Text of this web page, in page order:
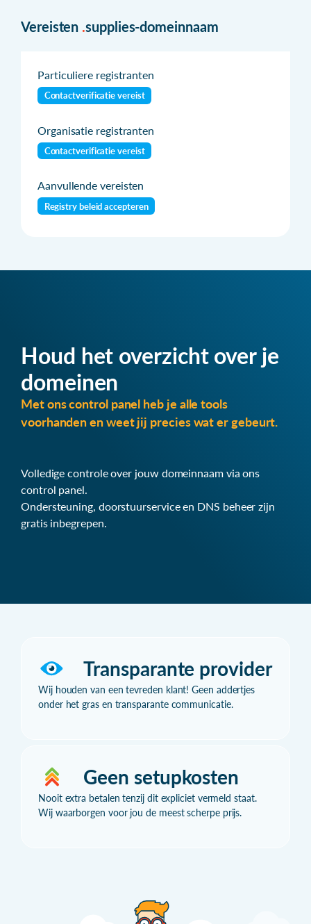
Vereisten .supplies-domeinnaam
Particuliere registranten
Contactverificatie vereist
Organisatie registranten
Contactverificatie vereist
Aanvullende vereisten
Registry beleid accepteren
Houd het overzicht over je
domeinen
Met ons control panel heb je alle tools
voorhanden en weet jij precies wat er gebeurt.
Volledige controle over jouw domeinnaam via ons
control panel.
Ondersteuning, doorstuurservice en DNS beheer zijn
gratis inbegrepen.
Transparante provider
Wij houden van een tevreden klant! Geen addertjes
onder het gras en transparante communicatie.
Geen setupkosten
Nooit extra betalen tenzij dit expliciet vermeld staat.
Wij waarborgen voor jou de meest scherpe prijs.